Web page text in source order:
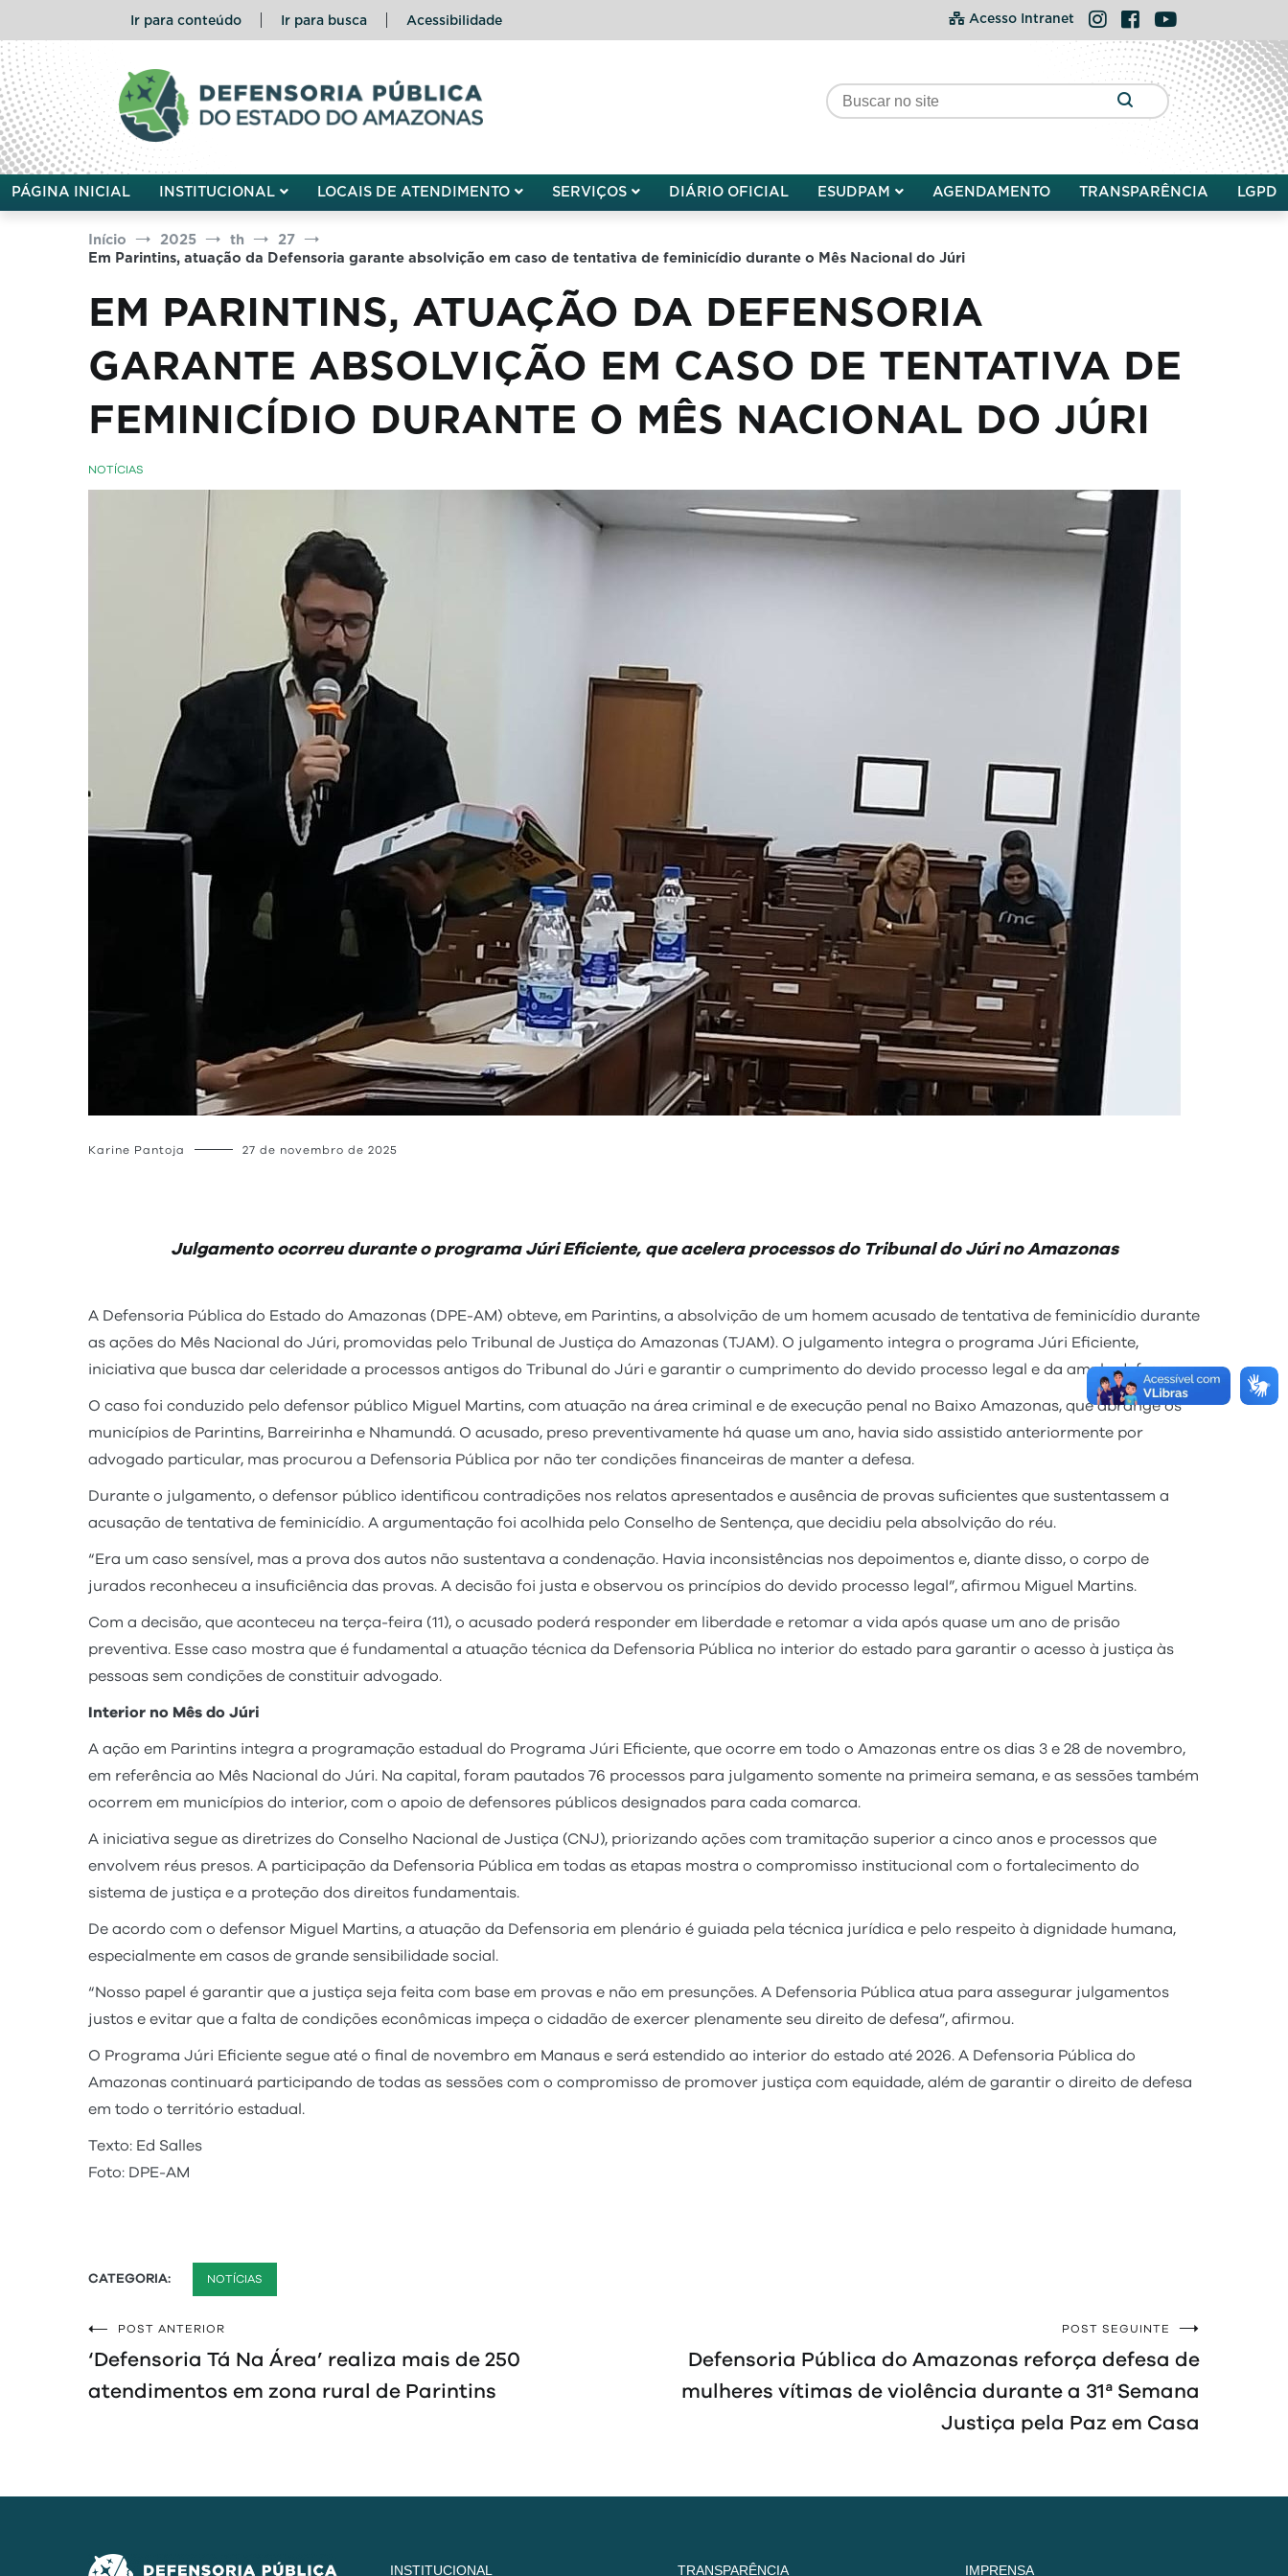
o
conteúdo
Ir para conteúdo Ir para busca Acessibilidade Acesso Intranet Instagram
FacebookYouTube
Defensoria Pública do Estado do Amazonas
PÁGINA INICIAL INSTITUCIONAL LOCAIS DE ATENDIMENTO SERVIÇOS DIÁRIO OFICIAL ESUDPAM AGENDAMENTO TRANSPARÊNCIA LGPD
Início 2025 th
27
Em Parintins, atuação da Defensoria garante absolvição em caso de tentativa de feminicídio durante o Mês Nacional do Júri
EM PARINTINS, ATUAÇÃO DA DEFENSORIA
GARANTE ABSOLVIÇÃO EM CASO DE TENTATIVA DE
FEMINICÍDIO DURANTE O MÊS NACIONAL DO JÚRI
NOTÍCIAS
Karine Pantoja 27 de novembro de 2025
Julgamento ocorreu durante o programa Júri Eficiente, que acelera processos do Tribunal do Júri no Amazonas
A Defensoria Pública do Estado do Amazonas (DPE-AM) obteve, em Parintins, a absolvição de um homem acusado de tentativa de feminicídio durante
as ações do Mês Nacional do Júri, promovidas pelo Tribunal de Justiça do Amazonas (TJAM). O julgamento integra o programa Júri Eficiente,
iniciativa que busca dar celeridade a processos antigos do Tribunal do Júri e garantir o cumprimento do devido processo legal e da ampla defesa.
O caso foi conduzido pelo defensor público Miguel Martins, com atuação na área criminal e de execução penal no Baixo Amazonas, que abrange os
municípios de Parintins, Barreirinha e Nhamundá. O acusado, preso preventivamente há quase um ano, havia sido assistido anteriormente por
advogado particular, mas procurou a Defensoria Pública por não ter condições financeiras de manter a defesa.
Durante o julgamento, o defensor público identificou contradições nos relatos apresentados e ausência de provas suficientes que sustentassem a
acusação de tentativa de feminicídio. A argumentação foi acolhida pelo Conselho de Sentença, que decidiu pela absolvição do réu.
“Era um caso sensível, mas a prova dos autos não sustentava a condenação. Havia inconsistências nos depoimentos e, diante disso, o corpo de
jurados reconheceu a insuficiência das provas. A decisão foi justa e observou os princípios do devido processo legal”, afirmou Miguel Martins.
Com a decisão, que aconteceu na terça-feira (11), o acusado poderá responder em liberdade e retomar a vida após quase um ano de prisão
preventiva. Esse caso mostra que é fundamental a atuação técnica da Defensoria Pública no interior do estado para garantir o acesso à justiça às
pessoas sem condições de constituir advogado.
Interior no Mês do Júri
A ação em Parintins integra a programação estadual do Programa Júri Eficiente, que ocorre em todo o Amazonas entre os dias 3 e 28 de novembro,
em referência ao Mês Nacional do Júri. Na capital, foram pautados 76 processos para julgamento somente na primeira semana, e as sessões também
ocorrem em municípios do interior, com o apoio de defensores públicos designados para cada comarca.
A iniciativa segue as diretrizes do Conselho Nacional de Justiça (CNJ), priorizando ações com tramitação superior a cinco anos e processos que
envolvem réus presos. A participação da Defensoria Pública em todas as etapas mostra o compromisso institucional com o fortalecimento do
sistema de justiça e a proteção dos direitos fundamentais.
De acordo com o defensor Miguel Martins, a atuação da Defensoria em plenário é guiada pela técnica jurídica e pelo respeito à dignidade humana,
especialmente em casos de grande sensibilidade social.
“Nosso papel é garantir que a justiça seja feita com base em provas e não em presunções. A Defensoria Pública atua para assegurar julgamentos
justos e evitar que a falta de condições econômicas impeça o cidadão de exercer plenamente seu direito de defesa”, afirmou.
O Programa Júri Eficiente segue até o final de novembro em Manaus e será estendido ao interior do estado até 2026. A Defensoria Pública do
Amazonas continuará participando de todas as sessões com o compromisso de promover justiça com equidade, além de garantir o direito de defesa
em todo o território estadual.
Texto: Ed Salles
Foto: DPE-AM
CATEGORIA: NOTÍCIAS
Navegação
de
POST ANTERIOR
‘Defensoria Tá Na Área’ realiza mais de 250
atendimentos em zona rural de Parintins
POST SEGUINTE
Defensoria Pública do Amazonas reforça defesa de
mulheres vítimas de violência durante a 31ª Semana
Justiça pela Paz em Casa
INSTITUCIONAL TRANSPARÊNCIA IMPRENSA